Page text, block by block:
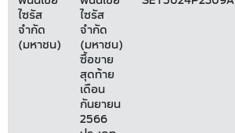
ไซรัส
จำกัด
(มหาชน)
ไซรัส
จำกัด
(มหาชน)
ซื้อขาย
สุดท้าย
เดือน
กันยายน
2566